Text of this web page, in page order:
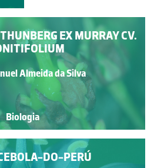
EX MURRAY CV.
Almeida da Silva
Biologia
DO-PERÚ